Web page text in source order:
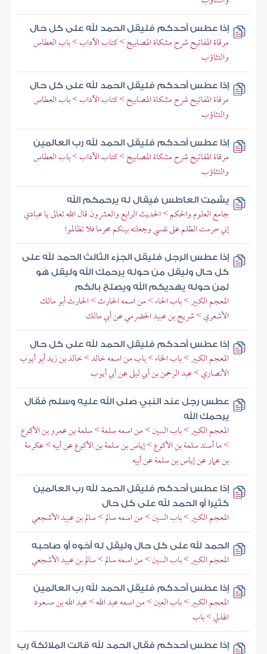
إذا عطس أحدكم فليقل الحمد لله على كل حال
مرقاة المفاتيح شرح مشكاة المصابيح > كتاب الآداب > باب العطاس
والتثاؤب
إذا عطس أحدكم فليقل الحمد لله على كل حال
مرقاة المفاتيح شرح مشكاة المصابيح > كتاب الآداب > باب العطاس
والتثاؤب
إذا عطس أحدكم فليقل الحمد لله رب العالمين
مرقاة المفاتيح شرح مشكاة المصابيح > كتاب الآداب > باب العطاس
والتثاؤب
يشمت العاطس فيقال له يرحمكم الله
جامع العلوم والحكم > الحديث الرابع والعشرون قال الله تعالى يا عبادي
إني حرمت الظلم على نفسي وجعلته بينكم محرما فلا تظالموا
إذا عطس الرجل فليقل الجزء الثالث الحمد لله على
كل حال وليقل من حوله يرحمك الله وليقل هو
لمن حوله يهديكم الله ويصلح بالكم
المعجم الكبير > باب الحاء > من اسمه الحارث > الحارث أبو مالك
الأشعري > شريح بن عبيد الحضرمي عن أبي مالك
إذا عطس أحدكم فليقل الحمد لله على كل حال
المعجم الكبير > باب الخاء > باب من اسمه خالد > خالد بن زيد أبو أيوب
الأنصاري > عبد الرحمن بن أبي ليلى عن أبي أيوب
عطس رجل عند النبي صلى الله عليه وسلم فقال
يرحمك الله
المعجم الكبير > باب السين > من اسمه سلمة > سلمة بن عمرو بن الأكوع
> ما أسند سلمة بن الأكوع > إياس بن سلمة بن الأكوع عن أبيه > عكرمة
بن عمار عن إياس بن سلمة عن أبيه
إذا عطس أحدكم فليقل الحمد لله رب العالمين
كثيرا أو الحمد لله على كل حال
المعجم الكبير > باب السين > من اسمه سالم > سالم بن عبيد الأشجعي
الحمد لله على كل حال وليقل له أخوه أو صاحبه
المعجم الكبير > باب السين > من اسمه سالم > سالم بن عبيد الأشجعي
إذا عطس أحدكم فليقل الحمد لله رب العالمين
المعجم الكبير > باب العين > من اسمه عبد الله > عبد الله بن مسعود
الهذلي > باب
إذا عطس أحدكم فقال الحمد لله قالت الملائكة رب